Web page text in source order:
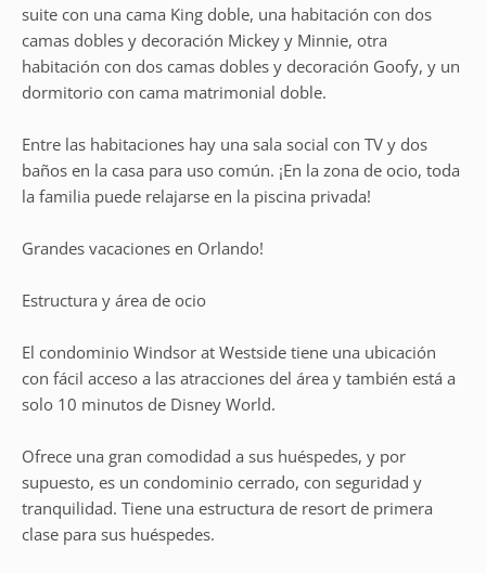
suite con una cama King doble, una habitación con dos
camas dobles y decoración Mickey y Minnie, otra
habitación con dos camas dobles y decoración Goofy, y un
dormitorio con cama matrimonial doble.
Entre las habitaciones hay una sala social con TV y dos
baños en la casa para uso común. ¡En la zona de ocio, toda
la familia puede relajarse en la piscina privada!
Grandes vacaciones en Orlando!
Estructura y área de ocio
El condominio Windsor at Westside tiene una ubicación
con fácil acceso a las atracciones del área y también está a
solo 10 minutos de Disney World.
Ofrece una gran comodidad a sus huéspedes, y por
supuesto, es un condominio cerrado, con seguridad y
tranquilidad. Tiene una estructura de resort de primera
clase para sus huéspedes.